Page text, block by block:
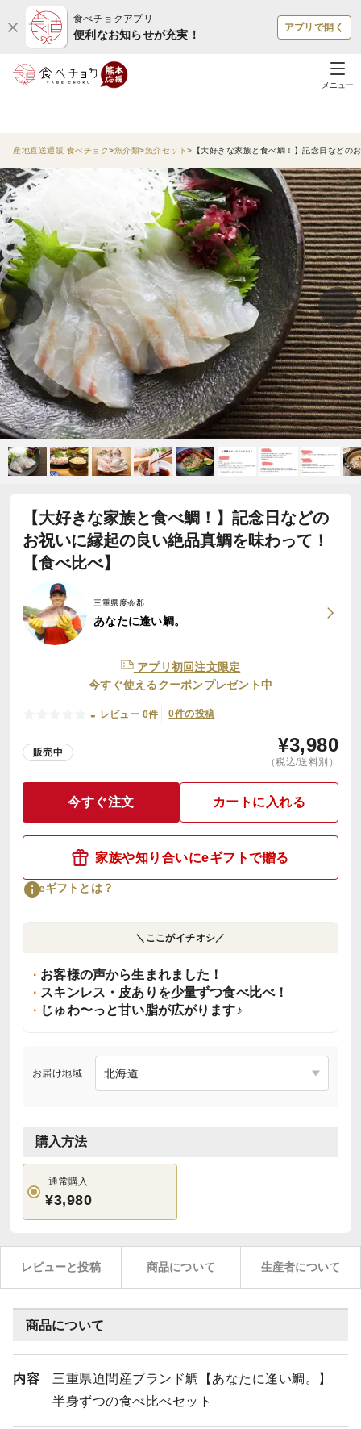
食べチョクアプリ
便利なお知らせが充実！
アプリで開く
メニュー
産地直送通販 食べチョク 魚介類 魚介セット 【大好きな家族と食べ鯛！】記念日などの
【大好きな家族と食べ鯛！】記念日などの
お祝いに縁起の良い絶品真鯛を味わって！
【食べ比べ】
三重県度会郡
あなたに逢い鯛。
アプリ初回注文限定
今すぐ使えるクーポンプレゼント中
- レビュー 0件 0件の投稿
販売中 ¥3,980
（税込/送料別）
今すぐ注文 カートに入れる
家族や知り合いにeギフトで贈る
eギフトとは？
＼ここがイチオシ／
お客様の声から生まれました！
スキンレス・皮ありを少量ずつ食べ比べ！
じゅわ〜っと甘い脂が広がります♪
お届け地域
購入方法
通常購入
¥3,980
レビューと投稿 商品について 生産者について
商品について
内容
三重県迫間産ブランド鯛【あなたに逢い鯛。】
半身ずつの食べ比べセット